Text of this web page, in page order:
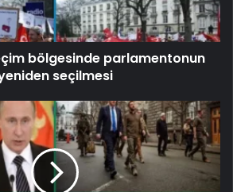
bölgesinde parlamentonun
seçilmesi